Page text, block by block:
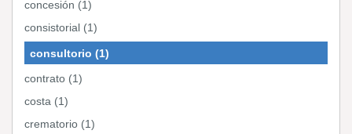
concesión (1)
consistorial (1)
consultorio (1)
contrato (1)
costa (1)
crematorio (1)